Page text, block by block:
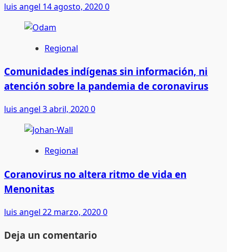
luis angel 14 agosto, 20200
Regional
Comunidades indígenas sin información, ni
atención sobre la pandemia de coronavirus
luis angel 3 abril, 20200
Regional
Coranovirus no altera ritmo de vida en
Menonitas
luis angel 22 marzo, 20200
Deja un comentario